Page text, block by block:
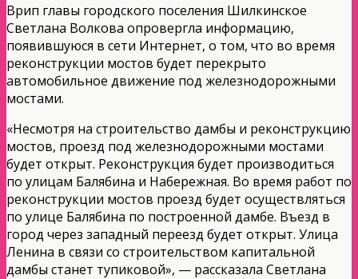
Врип главы городского поселения Шилкинское
Светлана Волкова опровергла информацию,
появившуюся в сети Интернет, о том, что во время
реконструкции мостов будет перекрыто
автомобильное движение под железнодорожными
мостами.
«Несмотря на строительство дамбы и реконструкцию
мостов, проезд под железнодорожными мостами
будет открыт. Реконструкция будет производиться
по улицам Балябина и Набережная. Во время работ по
реконструкции мостов проезд будет осуществляться
по улице Балябина по построенной дамбе. Въезд в
город через западный переезд будет открыт. Улица
Ленина в связи со строительством капитальной
дамбы станет тупиковой», — рассказала Светлана